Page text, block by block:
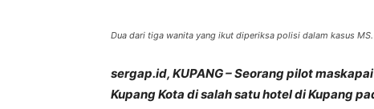
Dua dari tiga wanita yang ikut diperiksa polisi dalam kasus MS.
sergap.id, KUPANG – Seorang pilot
Kupang Kota di salah satu hotel di Kupang